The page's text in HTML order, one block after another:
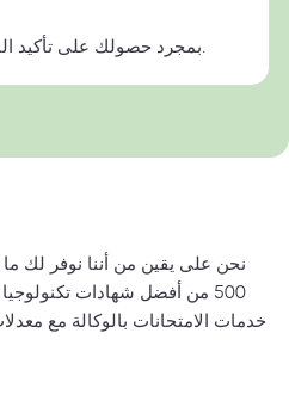
بمجرد حصولك على تأكيد النجاح، يرجى دفع ثمن جهودنا.
نحن على يقين من أننا نوفر لك
500 من أفضل شهادات